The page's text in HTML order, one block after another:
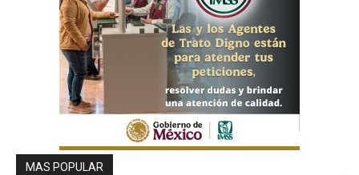
MAS POPULAR